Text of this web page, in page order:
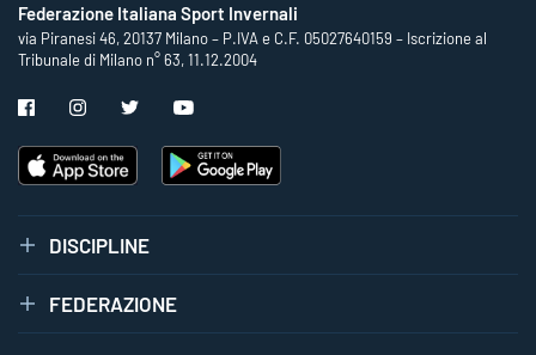
Federazione Italiana Sport Invernali
via Piranesi 46, 20137 Milano – P.IVA e C.F. 05027640159 – Iscrizione al
Tribunale di Milano n° 63, 11.12.2004
DISCIPLINE
FEDERAZIONE